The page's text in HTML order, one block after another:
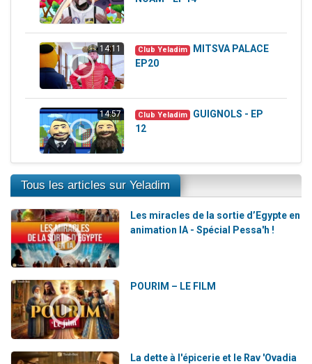
14:11 Club Yeladim
MITSVA PALACE
EP20
14:57 Club Yeladim
GUIGNOLS - EP
12
Tous les articles sur Yeladim
Les miracles de la sortie d’Egypte en
animation IA - Spécial Pessa'h !
POURIM – LE FILM
La dette à l'épicerie et le Rav 'Ovadia